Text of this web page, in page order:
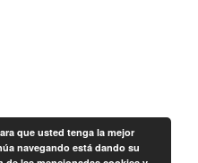
que usted tenga la mejor
navegando está dando su